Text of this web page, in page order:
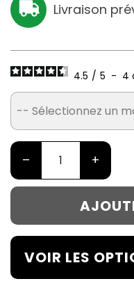
Livraison
4.5 / 5 - 4
– +
VOIR LES